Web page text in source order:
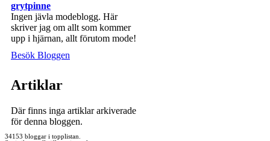
grytpinne
Ingen jävla modeblogg. Här
skriver jag om allt som kommer
upp i hjärnan, allt förutom mode!
Besök Bloggen
Artiklar
Där finns inga artiklar arkiverade
för denna bloggen.
34153 bloggar i topplistan.